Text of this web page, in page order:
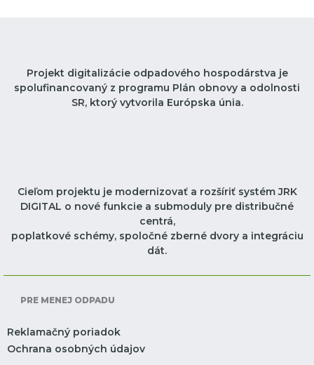
Projekt digitalizácie odpadového hospodárstva je
spolufinancovaný z programu Plán obnovy a odolnosti
SR, ktorý vytvorila Európska únia.
Cieľom projektu je modernizovať a rozšíriť systém JRK
DIGITAL o nové funkcie a submoduly pre distribučné
centrá,
poplatkové schémy, spoločné zberné dvory a integráciu
dát.
PRE MENEJ ODPADU
Reklamačný poriadok
Ochrana osobných údajov